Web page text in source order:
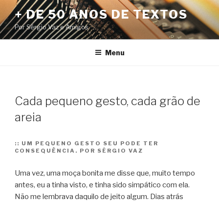
Pular
para
o
conteúdo
+ DE 50 ANOS DE TEXTOS
Por Sérgio Vaz e Amigos
Menu
Cada pequeno gesto, cada grão de
areia
:: UM PEQUENO GESTO SEU PODE TER
CONSEQUÊNCIA. POR SÉRGIO VAZ
Uma vez, uma moça bonita me disse que, muito tempo
antes, eu a tinha visto, e tinha sido simpático com ela.
Não me lembrava daquilo de jeito algum. Dias atrás